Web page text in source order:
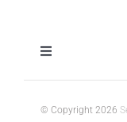
Toggle
© Copyright 2026